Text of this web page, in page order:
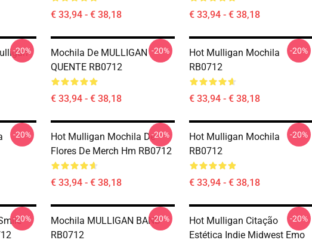
€ 33,94 - € 38,18 € 33,94 - € 38,18
-20%
Mochila De MULLIGAN
QUENTE RB0712
€ 33,94 - € 38,18
-20%
Hot Mulligan Mochila
RB0712
€ 33,94 - € 38,18
-20%
-20%
Hot Mulligan Mochila De
Flores De Merch Hm RB0712
€ 33,94 - € 38,18
-20%
Hot Mulligan Mochila
RB0712
€ 33,94 - € 38,18
-20%
-20%
Mochila MULLIGAN BAND
RB0712
-20%
Hot Mulligan Citação
Estética Indie Midwest Emo
-20%